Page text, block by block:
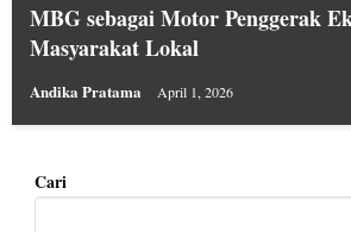
MBG sebagai Motor Penggerak
Masyarakat Lokal
Andika Pratama April 1, 2026
Cari